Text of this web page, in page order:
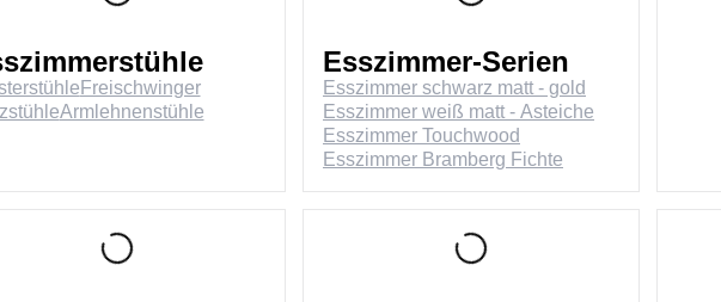
Freischwinger
Armlehnenstühle
Esszimmer-Serien
Esszimmer schwarz matt - gold
Esszimmer weiß matt - Asteiche
Esszimmer Touchwood
Esszimmer Bramberg Fichte